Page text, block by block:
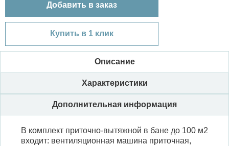
Добавить в заказ
Купить в 1 клик
Описание
Характеристики
Дополнительная информация
В комплект приточно-вытяжной в бане до 100 м2
входит: вентиляционная машина приточная,